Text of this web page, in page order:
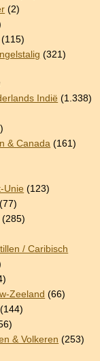
(2)
(115)
(321)
Indië (1.338)
& Canada (161)
Unie (123)
(77)
(285)
/ Caribisch
Zeeland (66)
(144)
& Volkeren (253)